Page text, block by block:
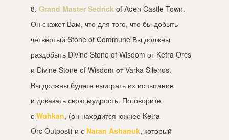
8. Grand Master Sedrick of Aden Castle Town.
Он скажет Вам, что для того, что бы добыть
четвёртый Stone of Commune Вы должны
раздобыть Divine Stone of Wisdom от Ketra Orcs
и Divine Stone of Wisdom от Varka Silenos.
Вы должны будете выиграть их испытание
и доказать свою мудрость. Поговорите
с Wahkan, (он находится южнее Ketra
Orc Outpost) и с Naran Ashanuk, который